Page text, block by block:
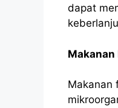
dapat
Makanan
Makanan